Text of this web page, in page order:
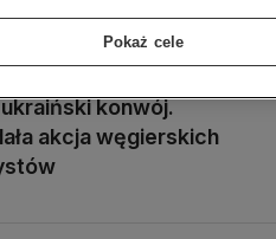
konwój.
akcja węgierskich
Pokaż cele